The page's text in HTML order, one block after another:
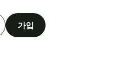
가입